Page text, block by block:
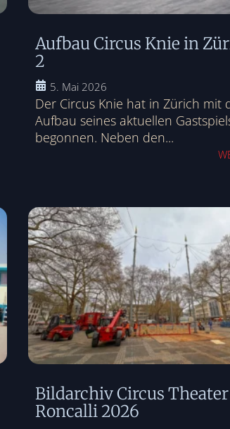
Aufbau Circus Knie in
2
5. Mai 2026
Der Circus Knie hat in Zürich mit
Aufbau seines aktuellen
begonnen. Neben den...
Bildarchiv Circus Theater
Roncalli 2026